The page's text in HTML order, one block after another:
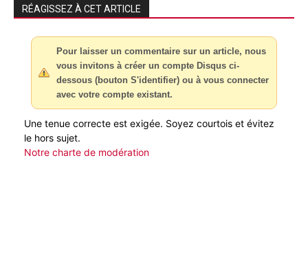
RÉAGISSEZ À CET ARTICLE
Pour laisser un commentaire sur un article, nous
vous invitons à créer un compte Disqus ci-
dessous (bouton S'identifier) ou à vous connecter
avec votre compte existant.
Une tenue correcte est exigée. Soyez courtois et évitez
le hors sujet.
Notre charte de modération